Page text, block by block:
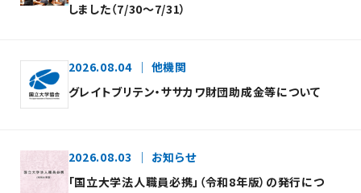
しました（7/30～7/31）
2026.08.04
他機関
グレイトブリテン・ササカワ財団助成金等について
2026.08.03
お知らせ
「国立大学法人職員必携」（令和8年版）の発行につ